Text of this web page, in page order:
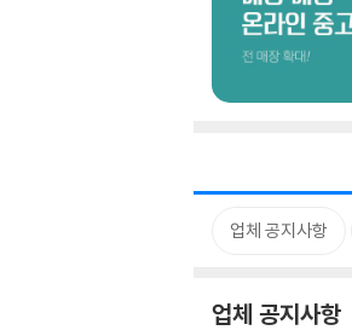
업체 공지사항
업체 공지사항